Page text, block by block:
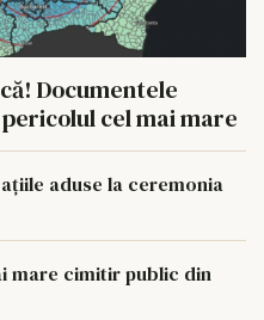
Documentele
cel mai mare
aduse la ceremonia
mare cimitir public din